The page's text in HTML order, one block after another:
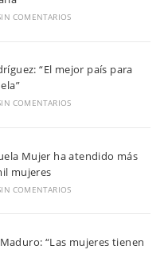
COMENTARIOS
“El mejor país para
COMENTARIOS
Mujer ha atendido más
mujeres
COMENTARIOS
“Las mujeres tienen